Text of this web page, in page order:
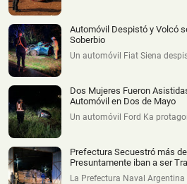
Automóvil Despistó y Volcó
Soberbio
Un automóvil Fiat Siena
Dos Mujeres Fueron
Automóvil en Dos de Mayo
Un automóvil Ford Ka
Prefectura Secuestró más
Presuntamente iban a ser
La Prefectura Naval